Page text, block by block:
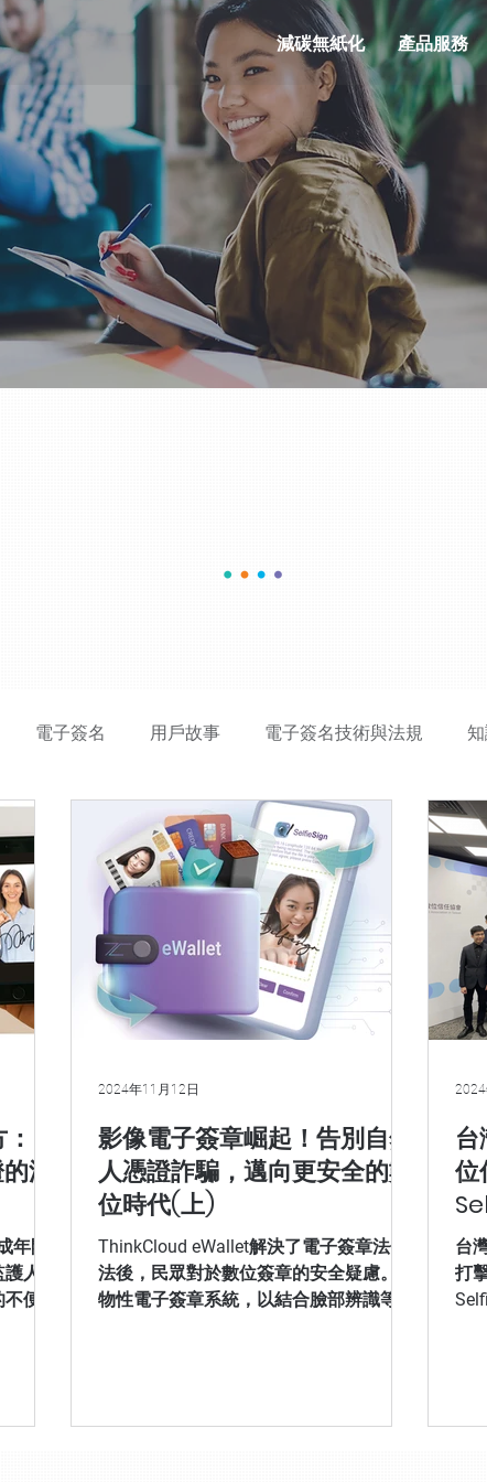
減碳無紙化 產品服務
電子簽名 用戶故事 電子簽名技術與法規
導 醫療相關 知識分享 數位政府
章 電子簽章 防詐騙 TC eWallet
潛
年開
人驗
便，
影像電子簽章崛起！告別自然
人憑證詐騙，邁向更安全的數
位時代(上)
ThinkCloud eWallet解決了電子簽章法修
法後，民眾對於數位簽章的安全疑慮。生
物性電子簽章系統，以結合臉部辨識等生
2024年11月12日
位
助
台
打